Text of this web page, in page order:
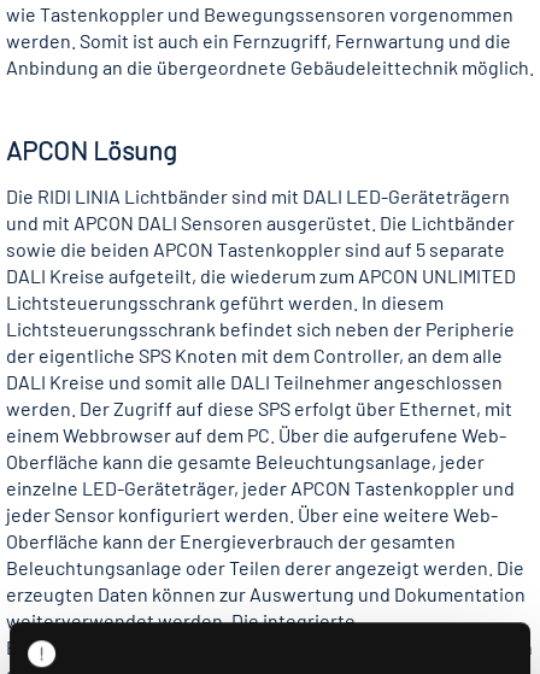
wie Tastenkoppler und Bewegungssensoren vorgenommen
werden. Somit ist auch ein Fernzugriff, Fernwartung und die
Anbindung an die übergeordnete Gebäudeleittechnik möglich.
APCON Lösung
Die RIDI LINIA Lichtbänder sind mit DALI LED-Geräteträgern
und mit APCON DALI Sensoren ausgerüstet. Die Lichtbänder
sowie die beiden APCON Tastenkoppler sind auf 5 separate
DALI Kreise aufgeteilt, die wiederum zum APCON UNLIMITED
Lichtsteuerungsschrank geführt werden. In diesem
Lichtsteuerungsschrank befindet sich neben der Peripherie
der eigentliche SPS Knoten mit dem Controller, an dem alle
DALI Kreise und somit alle DALI Teilnehmer angeschlossen
werden. Der Zugriff auf diese SPS erfolgt über Ethernet, mit
einem Webbrowser auf dem PC. Über die aufgerufene Web-
Oberfläche kann die gesamte Beleuchtungsanlage, jeder
einzelne LED-Geräteträger, jeder APCON Tastenkoppler und
jeder Sensor konfiguriert werden. Über eine weitere Web-
Oberfläche kann der Energieverbrauch der gesamten
Beleuchtungsanlage oder Teilen derer angezeigt werden. Die
erzeugten Daten können zur Auswertung und Dokumentation
weiterverwendet werden. Die integrierte
Ethernetschnittstelle oder spezifische Gateways ermöglichen